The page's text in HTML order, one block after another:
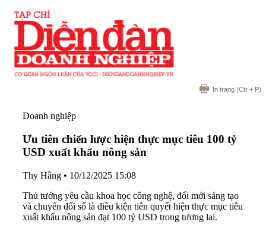
In trang (Ctr + P)
Doanh nghiệp
Ưu tiên chiến lược hiện thực mục tiêu 100 tỷ
USD xuất khẩu nông sản
Thy Hằng • 10/12/2025 15:08
Thủ tướng yêu cầu khoa học công nghệ, đổi mới sáng tạo
và chuyển đổi số là điều kiện tiên quyết hiện thực mục tiêu
xuất khẩu nông sản đạt 100 tỷ USD trong tương lai.